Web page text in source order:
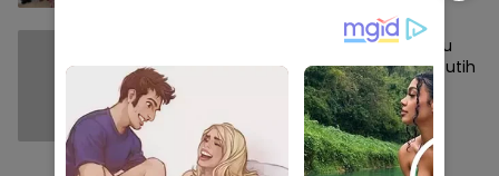
BRI Kucurkan Rp300 Juta, Pemkab Barru
Dorong Pengembangan Wisata Pasir Putih
Batupute
BARRU Mei 22, 2026